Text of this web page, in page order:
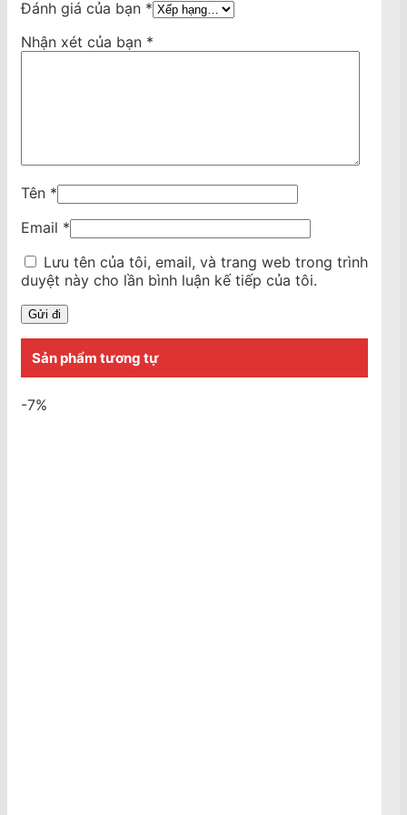
Đánh giá của bạn *
Nhận xét của bạn *
Tên *
Email *
Lưu tên của tôi, email, và trang web trong trình
duyệt này cho lần bình luận kế tiếp của tôi.
Sản phẩm tương tự
-7%